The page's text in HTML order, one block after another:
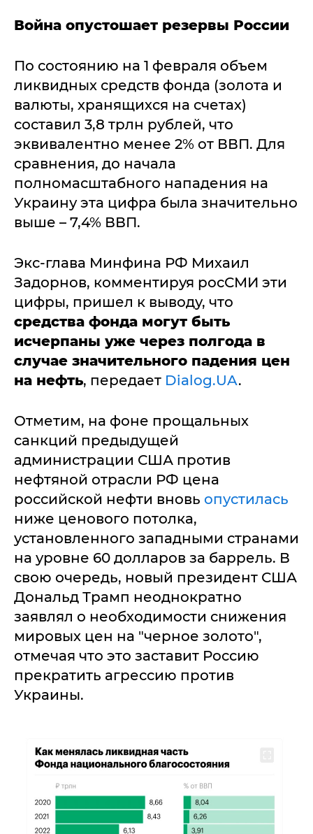
Война опустошает резервы России
По состоянию на 1 февраля объем
ликвидных средств фонда (золота и
валюты, хранящихся на счетах)
составил 3,8 трлн рублей, что
эквивалентно менее 2% от ВВП. Для
сравнения, до начала
полномасштабного нападения на
Украину эта цифра была значительно
выше – 7,4% ВВП.
Экс-глава Минфина РФ Михаил
Задорнов, комментируя росСМИ эти
цифры, пришел к выводу, что
средства фонда могут быть
исчерпаны уже через полгода в
случае значительного падения цен
на нефть, передает Dialog.UA.
Отметим, на фоне прощальных
санкций предыдущей
администрации США против
нефтяной отрасли РФ цена
российской нефти вновь опустилась
ниже ценового потолка,
установленного западными странами
на уровне 60 долларов за баррель. В
свою очередь, новый президент США
Дональд Трамп неоднократно
заявлял о необходимости снижения
мировых цен на "черное золото",
отмечая что это заставит Россию
прекратить агрессию против
Украины.